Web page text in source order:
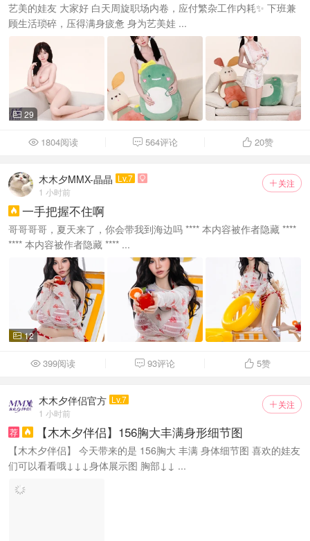
艺美的娃友 大家好 白天周旋职场内卷，应付繁杂工作内耗✨ 下班兼
顾生活琐碎，压得满身疲惫 身为艺美娃 ...
 29
 1804阅读  564评论  20赞
 关注
木木夕MMX-晶晶 Lv.7 
1 小时前
 一手把握不住啊
哥哥哥哥，夏天来了，你会带我到海边吗 **** 本内容被作者隐藏 ****
**** 本内容被作者隐藏 **** ...
 12
399阅读  93评论  5赞
 关注
木木夕伴侣官方 Lv.7
1 小时前
荐
 【木木夕伴侣】156胸大丰满身形细节图
【木木夕伴侣】 今天带来的是 156胸大 丰满 身体细节图 喜欢的娃友
们可以看看哦↓↓↓身体展示图 胸部↓↓ ...